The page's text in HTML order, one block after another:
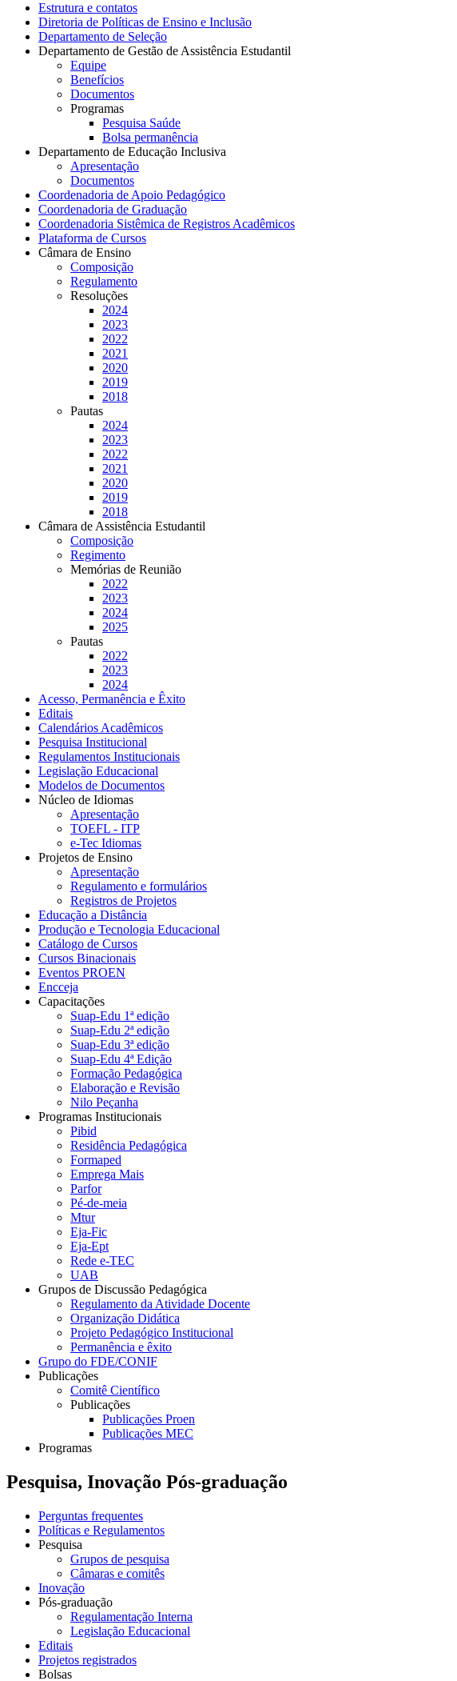
Estrutura e contatos
Diretoria de Políticas de Ensino e Inclusão
Departamento de Seleção
Departamento de Gestão de Assistência Estudantil
Equipe
Benefícios
Documentos
Programas
Pesquisa Saúde
Bolsa permanência
Departamento de Educação Inclusiva
Apresentação
Documentos
Coordenadoria de Apoio Pedagógico
Coordenadoria de Graduação
Coordenadoria Sistêmica de Registros Acadêmicos
Plataforma de Cursos
Câmara de Ensino
Composição
Regulamento
Resoluções
2024
2023
2022
2021
2020
2019
2018
Pautas
2024
2023
2022
2021
2020
2019
2018
Câmara de Assistência Estudantil
Composição
Regimento
Memórias de Reunião
2022
2023
2024
2025
Pautas
2022
2023
2024
Acesso, Permanência e Êxito
Editais
Calendários Acadêmicos
Pesquisa Institucional
Regulamentos Institucionais
Legislação Educacional
Modelos de Documentos
Núcleo de Idiomas
Apresentação
TOEFL - ITP
e-Tec Idiomas
Projetos de Ensino
Apresentação
Regulamento e formulários
Registros de Projetos
Educação a Distância
Produção e Tecnologia Educacional
Catálogo de Cursos
Cursos Binacionais
Eventos PROEN
Encceja
Capacitações
Suap-Edu 1ª edição
Suap-Edu 2ª edição
Suap-Edu 3ª edição
Suap-Edu 4ª Edição
Formação Pedagógica
Elaboração e Revisão
Nilo Peçanha
Programas Institucionais
Pibid
Residência Pedagógica
Formaped
Emprega Mais
Parfor
Pé-de-meia
Mtur
Eja-Fic
Eja-Ept
Rede e-TEC
UAB
Grupos de Discussão Pedagógica
Regulamento da Atividade Docente
Organização Didática
Projeto Pedagógico Institucional
Permanência e êxito
Grupo do FDE/CONIF
Publicações
Comitê Científico
Publicações
Publicações Proen
Publicações MEC
Programas
Pesquisa, Inovação Pós-graduação
Perguntas frequentes
Políticas e Regulamentos
Pesquisa
Grupos de pesquisa
Câmaras e comitês
Inovação
Pós-graduação
Regulamentação Interna
Legislação Educacional
Editais
Projetos registrados
Bolsas